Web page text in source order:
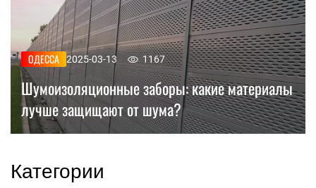
ОДЕССА 2025-03-13 1167
Шумоизоляционные заборы: какие материалы
лучше защищают от шума?
Категории